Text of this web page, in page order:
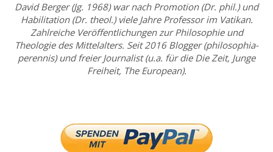
David Berger (Jg. 1968) war nach Promotion (Dr. phil.) und
Habilitation (Dr. theol.) viele Jahre Professor im Vatikan.
Zahlreiche Veröffentlichungen zur Philosophie und
Theologie des Mittelalters. Seit 2016 Blogger (philosophia-
perennis) und freier Journalist (u.a. für die Die Zeit, Junge
Freiheit, The European).